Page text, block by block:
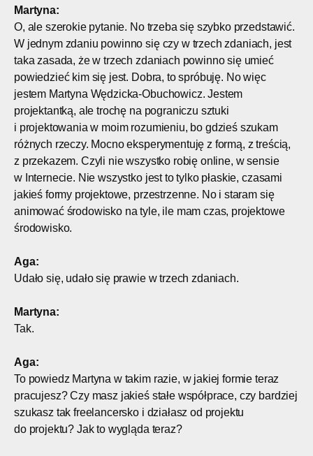
Martyna:
O, ale szerokie pytanie. No trzeba się szybko przedstawić.
W jednym zdaniu powinno się czy w trzech zdaniach, jest
taka zasada, że w trzech zdaniach powinno się umieć
powiedzieć kim się jest. Dobra, to spróbuję. No więc
jestem Martyna Wędzicka-Obuchowicz. Jestem
projektantką, ale trochę na pograniczu sztuki
i projektowania w moim rozumieniu, bo gdzieś szukam
różnych rzeczy. Mocno eksperymentuję z formą, z treścią,
z przekazem. Czyli nie wszystko robię online, w sensie
w Internecie. Nie wszystko jest to tylko płaskie, czasami
jakieś formy projektowe, przestrzenne. No i staram się
animować środowisko na tyle, ile mam czas, projektowe
środowisko.
Aga:
Udało się, udało się prawie w trzech zdaniach.
Martyna:
Tak.
Aga:
To powiedz Martyna w takim razie, w jakiej formie teraz
pracujesz? Czy masz jakieś stałe współprace, czy bardziej
szukasz tak freelancersko i działasz od projektu
do projektu? Jak to wygląda teraz?